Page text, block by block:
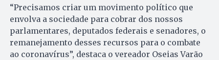
“Precisamos criar um movimento político que
envolva a sociedade para cobrar dos nossos
parlamentares, deputados federais e senadores, o
remanejamento desses recursos para o combate
ao coronavírus”, destaca o vereador Oseias Varão